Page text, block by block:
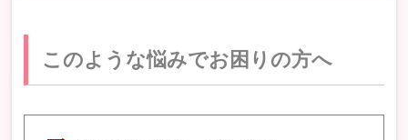
このような悩みでお困りの方へ